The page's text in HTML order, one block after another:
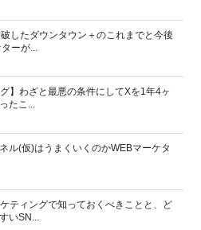
したダウンタウン＋のこれまでと今後
ーが...
】わざと最悪の条件にしてXを1年4ヶ
たこ...
ル(仮)はうまくいくのかWEBマーケタ
ティングで知っておくべきことと、ど
いSN...